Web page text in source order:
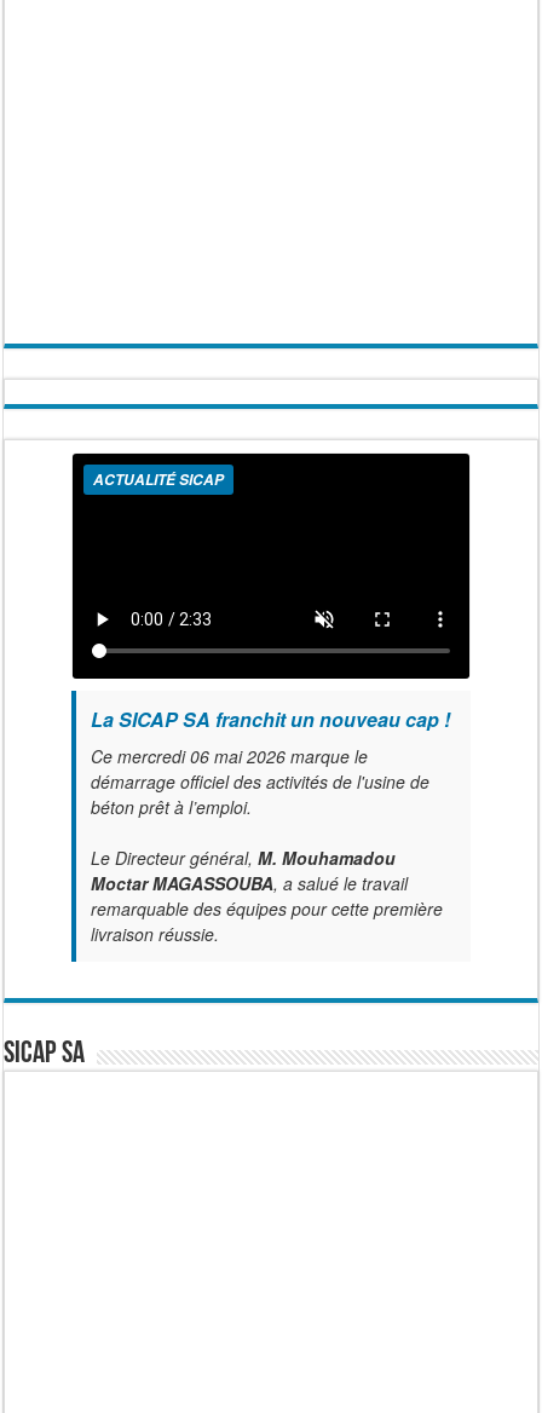
ACTUALITÉ SICAP
La SICAP SA franchit un nouveau cap !
Ce mercredi 06 mai 2026 marque le
démarrage officiel des activités de l'usine de
béton prêt à l’emploi.
Le Directeur général, M. Mouhamadou
Moctar MAGASSOUBA, a salué le travail
remarquable des équipes pour cette première
livraison réussie.
SICAP SA